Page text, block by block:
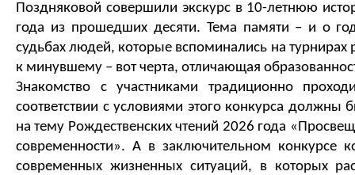
Поздняковой совершили экскурс в 10-летнюю
года из прошедших десяти. Тема памяти – и о г
судьбах людей, которые вспоминались на турнирах
к минувшему – вот черта, отличающая
Знакомство с участниками традиционно
соответствии с условиями этого конкурса должны
на тему Рождественских чтений 2026 года
современности». А в заключительном конкурсе
современных жизненных ситуаций, в которых